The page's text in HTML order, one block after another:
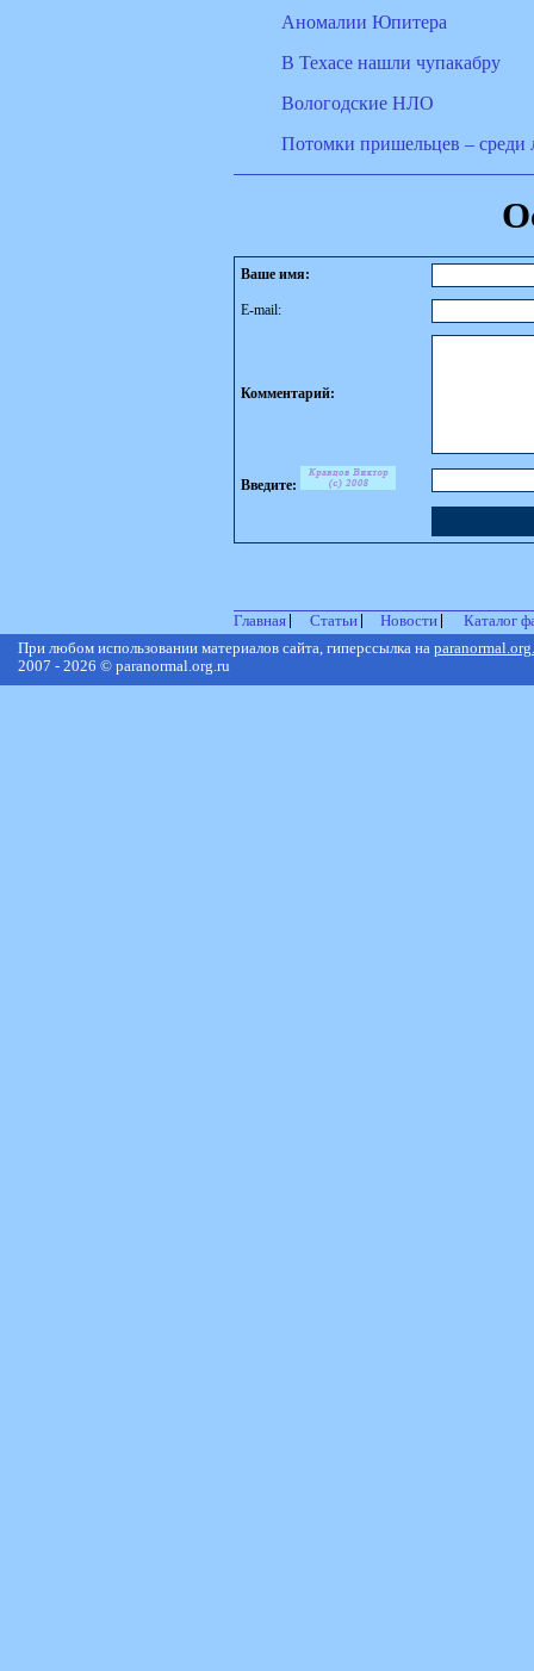
Аномалии Юпитера
В Техасе нашли чупакабру
Вологодские НЛО
Потомки пришельцев – среди
Ваше имя:
E-mail:
Комментарий:
Введите:
Главная Статьи Новости
Каталог
При любом использовании материалов сайта, гиперссылка на
2007 - 2026 © paranormal.org.ru